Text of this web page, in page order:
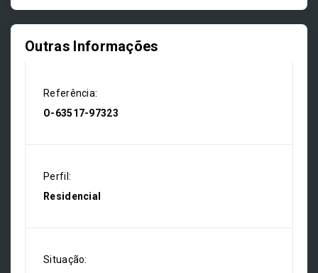
Outras Informações
Referência:
O-63517-97323
Perfil:
Residencial
Situação: